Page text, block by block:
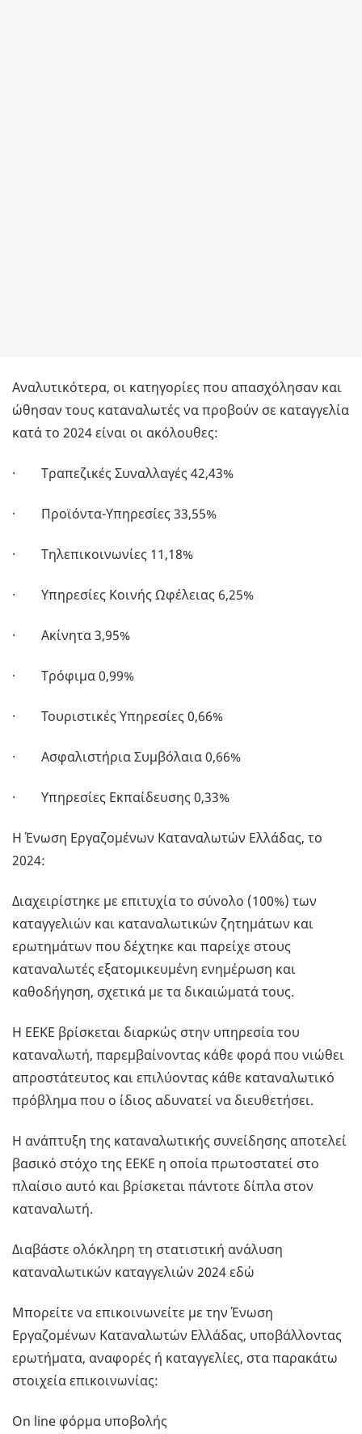
Αναλυτικότερα, οι κατηγορίες που απασχόλησαν και
ώθησαν τους καταναλωτές να προβούν σε καταγγελία
κατά το 2024 είναι οι ακόλουθες:
· Τραπεζικές Συναλλαγές 42,43%
· Προϊόντα-Υπηρεσίες 33,55%
· Τηλεπικοινωνίες 11,18%
· Υπηρεσίες Κοινής Ωφέλειας 6,25%
· Ακίνητα 3,95%
· Τρόφιμα 0,99%
· Τουριστικές Υπηρεσίες 0,66%
· Ασφαλιστήρια Συμβόλαια 0,66%
· Υπηρεσίες Εκπαίδευσης 0,33%
Η Ένωση Εργαζομένων Καταναλωτών Ελλάδας, το
2024:
Διαχειρίστηκε με επιτυχία το σύνολο (100%) των
καταγγελιών και καταναλωτικών ζητημάτων και
ερωτημάτων που δέχτηκε και παρείχε στους
καταναλωτές εξατομικευμένη ενημέρωση και
καθοδήγηση, σχετικά με τα δικαιώματά τους.
Η ΕΕΚΕ βρίσκεται διαρκώς στην υπηρεσία του
καταναλωτή, παρεμβαίνοντας κάθε φορά που νιώθει
απροστάτευτος και επιλύοντας κάθε καταναλωτικό
πρόβλημα που ο ίδιος αδυνατεί να διευθετήσει.
Η ανάπτυξη της καταναλωτικής συνείδησης αποτελεί
βασικό στόχο της ΕΕΚΕ η οποία πρωτοστατεί στο
πλαίσιο αυτό και βρίσκεται πάντοτε δίπλα στον
καταναλωτή.
Διαβάστε ολόκληρη τη στατιστική ανάλυση
καταναλωτικών καταγγελιών 2024 εδώ
Μπορείτε να επικοινωνείτε με την Ένωση
Εργαζομένων Καταναλωτών Ελλάδας, υποβάλλοντας
ερωτήματα, αναφορές ή καταγγελίες, στα παρακάτω
στοιχεία επικοινωνίας:
On line φόρμα υποβολής